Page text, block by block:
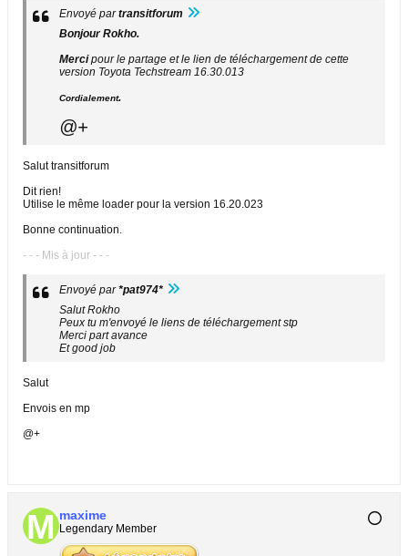
Envoyé partransitforum
Bonjour Rokho.
Mercipour le partage et le lien de téléchargement de cette
version Toyota Techstream 16.30.013
Cordialement.
@+
Salut transitforum
Dit rien!
Utilise le même loader pour la version 16.20.023
Bonne continuation.
- - - Mis à jour - - -
Envoyé par*pat974*
Salut Rokho
Peux tu m'envoyé le liens de téléchargement stp
Merci part avance
Et good job
Salut
Envois en mp
@+
maxime
Legendary Member